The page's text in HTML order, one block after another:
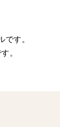
です。
。